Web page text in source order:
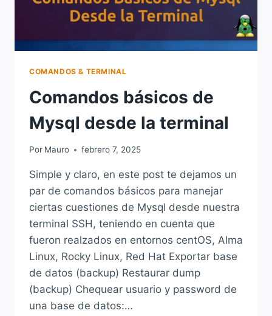
COMANDOS & TERMINAL
Comandos básicos de
Mysql desde la terminal
Por Mauro febrero 7, 2025
Simple y claro, en este post te dejamos un
par de comandos básicos para manejar
ciertas cuestiones de Mysql desde nuestra
terminal SSH, teniendo en cuenta que
fueron realzados en entornos centOS, Alma
Linux, Rocky Linux, Red Hat Exportar base
de datos (backup) Restaurar dump
(backup) Chequear usuario y password de
una base de datos:…